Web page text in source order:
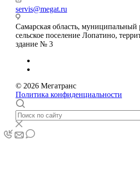
servis@megat.ru
Самарская область,
сельское поселение Лопатино,
здание № 3
© 2026 Мегатранс
Политика конфиденциальности